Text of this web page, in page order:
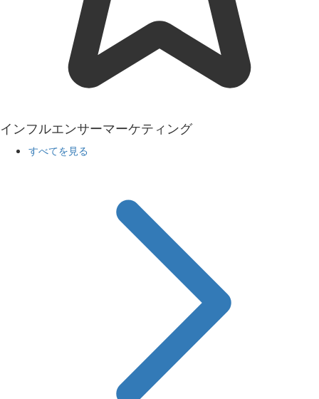
インフルエンサーマーケティング
すべてを見る